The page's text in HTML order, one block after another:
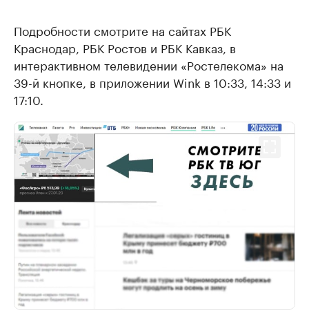
Подробности смотрите на сайтах РБК
Краснодар, РБК Ростов и РБК Кавказ, в
интерактивном телевидении «Ростелекома» на
39-й кнопке, в приложении Wink в 10:33, 14:33 и
17:10.